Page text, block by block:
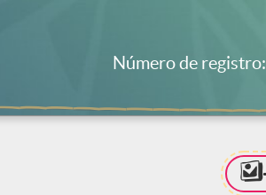
Número de registro: